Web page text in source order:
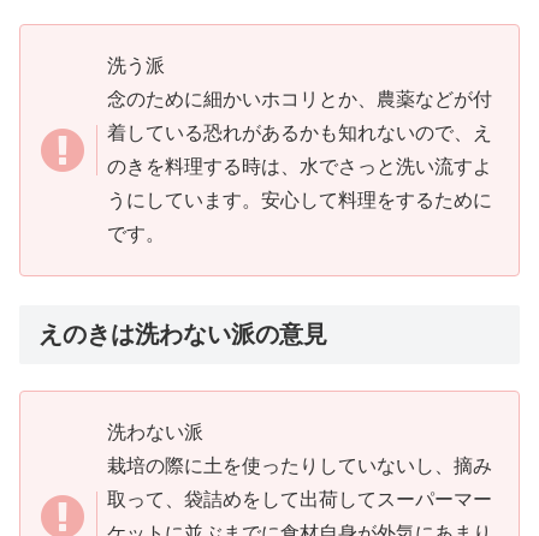
洗う派
念のために細かいホコリとか、農薬などが付
着している恐れがあるかも知れないので、え
のきを料理する時は、水でさっと洗い流すよ
うにしています。安心して料理をするために
です。
えのきは洗わない派の意見
洗わない派
栽培の際に土を使ったりしていないし、摘み
取って、袋詰めをして出荷してスーパーマー